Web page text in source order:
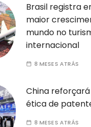
Brasil registra
maior
mundo no
internacional
8 MESES ATRÁS
China
ética de
8 MESES ATRÁS